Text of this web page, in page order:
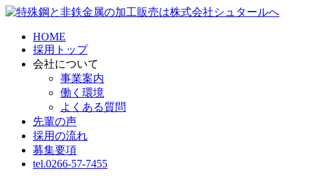
HOME
採用トップ
会社について
事業案内
働く環境
よくある質問
先輩の声
採用の流れ
募集要項
tel.0266-57-7455